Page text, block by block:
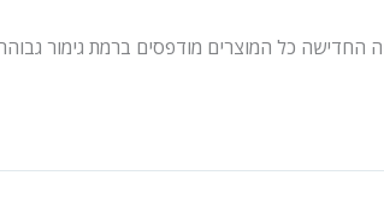
החדישה כל המוצרים מודפסים ברמת גימור